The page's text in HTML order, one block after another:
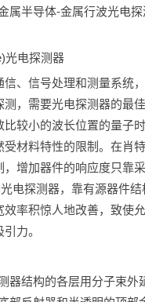
属半导体-金属行波光电
电探测器
信号处理和测量系统，
，需要光电探测器的最
较小的波长位置的量子
材料特性的限制。在肖
增加器件的响应度只靠
电探测器，靠有源器件
率积惊人地改善，致使
力。
结构的各层用分子束外